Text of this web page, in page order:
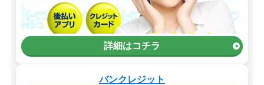
詳細はコチラ
バンクレジット